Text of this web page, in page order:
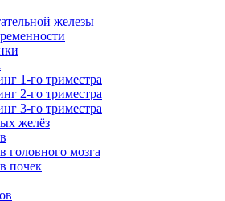
железы
1-го триместра
2-го триместра
3-го триместра
желёз
головного мозга
почек